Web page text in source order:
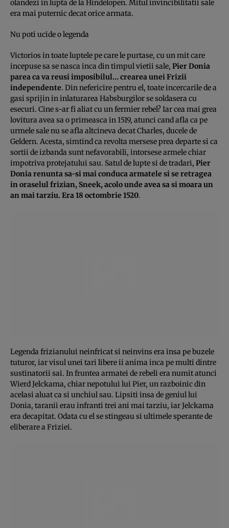
olandezi in lupta de la Hindelopen. Mitul invincibilitatii sale
era mai puternic decat orice armata.
Nu poti ucide o legenda
Victorios in toate luptele pe care le purtase, cu un mit care
incepuse sa se nasca inca din timpul vietii sale, Pier Donia
parea ca va reusi imposibilul… crearea unei Frizii
independente. Din nefericire pentru el, toate incercarile de a
gasi sprijin in inlaturarea Habsburgilor se soldasera cu
esecuri. Cine s-ar fi aliat cu un fermier rebel? Iar cea mai grea
lovitura avea sa o primeasca in 1519, atunci cand afla ca pe
urmele sale nu se afla altcineva decat Charles, ducele de
Geldern. Acesta, simtind ca revolta mersese prea departe si ca
sortii de izbanda sunt nefavorabili, intorsese armele chiar
impotriva protejatului sau. Satul de lupte si de tradari, Pier
Donia renunta sa-si mai conduca armatele si se retragea
in oraselul frizian, Sneek, acolo unde avea sa si moara un
an mai tarziu. Era 18 octombrie 1520.
Legenda frizianului neinfricat si neinvins era insa pe buzele
tuturor, iar visul unei tari libere ii anima inca pe multi dintre
sustinatorii sai. In fruntea armatei de rebeli era numit atunci
Wierd Jelckama, chiar nepotului lui Pier, un razboinic din
acelasi aluat ca si unchiul sau. Lipsiti insa de geniul lui
Donia, taranii erau infranti trei ani mai tarziu, iar Jelckama
era decapitat. Odata cu el se stingeau si ultimele sperante de
eliberare a Friziei.